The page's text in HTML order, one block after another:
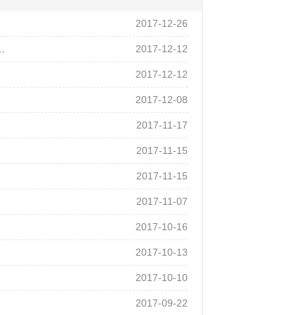
2017-12-26
2017-12-12
2017-12-12
2017-12-08
2017-11-17
2017-11-15
2017-11-15
2017-11-07
2017-10-16
2017-10-13
2017-10-10
2017-09-22